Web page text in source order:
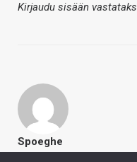
Kirjaudu sisään
Spoeghe